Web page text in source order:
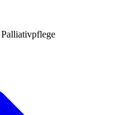
Palliativpflege